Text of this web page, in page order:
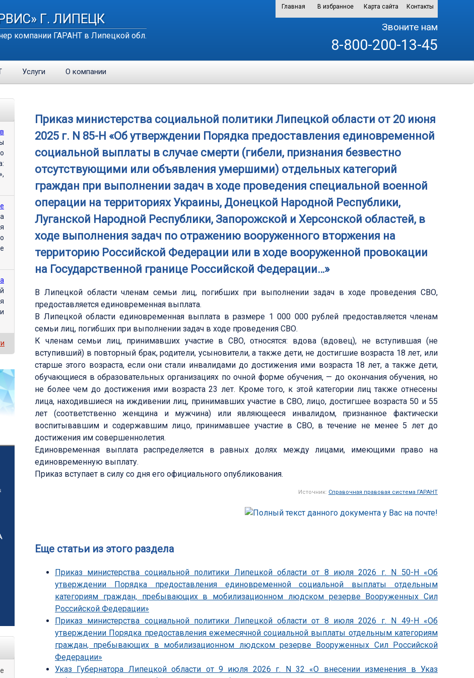
Г. ЛИПЕЦК
компании ГАРАНТ в Липецкой обл.
Главная В избранное Карта сайта Контакты
Звоните нам
8-800-200-13-45
Услуги О компании
Приказ министерства социальной политики Липецкой области от 20 июня
2025 г. N 85-Н «Об утверждении Порядка предоставления единовременной
социальной выплаты в случае смерти (гибели, признания безвестно
отсутствующими или объявления умершими) отдельных категорий
граждан при выполнении задач в ходе проведения специальной военной
операции на территориях Украины, Донецкой Народной Республики,
Луганской Народной Республики, Запорожской и Херсонской областей, в
ходе выполнения задач по отражению вооруженного вторжения на
территорию Российской Федерации или в ходе вооруженной провокации
на Государственной границе Российской Федерации…»
В Липецкой области членам семьи лиц, погибших при выполнении задач в ходе проведения СВО,
предоставляется единовременная выплата.
В Липецкой области единовременная выплата в размере 1 000 000 рублей предоставляется членам
семьи лиц, погибших при выполнении задач в ходе проведения СВО.
К членам семьи лиц, принимавших участие в СВО, относятся: вдова (вдовец), не вступившая (не
вступивший) в повторный брак, родители, усыновители, а также дети, не достигшие возраста 18 лет, или
старше этого возраста, если они стали инвалидами до достижения ими возраста 18 лет, а также дети,
обучающиеся в образовательных организациях по очной форме обучения, — до окончания обучения, но
не более чем до достижения ими возраста 23 лет. Кроме того, к этой категории лиц также отнесены
лица, находившиеся на иждивении лиц, принимавших участие в СВО, лицо, достигшее возраста 50 и 55
лет (соответственно женщина и мужчина) или являющееся инвалидом, признанное фактически
воспитывавшим и содержавшим лицо, принимавшее участие в СВО, в течение не менее 5 лет до
достижения им совершеннолетия.
Единовременная выплата распределяется в равных долях между лицами, имеющими право на
единовременную выплату.
Приказ вступает в силу со дня его официального опубликования.
Источник: Справочная правовая система ГАРАНТ
Еще статьи из этого раздела
Приказ министерства социальной политики Липецкой области от 8 июля 2026 г. N 50-Н «Об
утверждении Порядка предоставления единовременной социальной выплаты отдельным
категориям граждан, пребывающих в мобилизационном людском резерве Вооруженных Сил
Российской Федерации»
Приказ министерства социальной политики Липецкой области от 8 июля 2026 г. N 49-Н «Об
утверждении Порядка предоставления ежемесячной социальной выплаты отдельным категориям
граждан, пребывающих в мобилизационном людском резерве Вооруженных Сил Российской
Федерации»
Указ Губернатора Липецкой области от 9 июля 2026 г. N 32 «О внесении изменения в Указ